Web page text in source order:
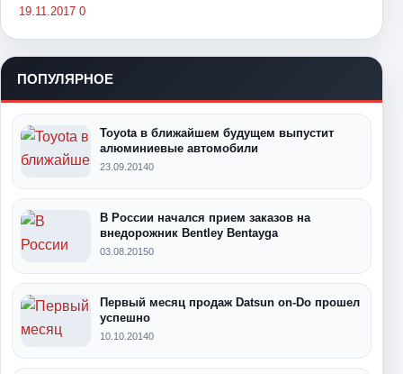
19.11.2017 0
ПОПУЛЯРНОЕ
Toyota в ближайшем будущем выпустит
алюминиевые автомобили
23.09.20140
В России начался прием заказов на
внедорожник Bentley Bentayga
03.08.20150
Первый месяц продаж Datsun on-Do прошел
успешно
10.10.20140